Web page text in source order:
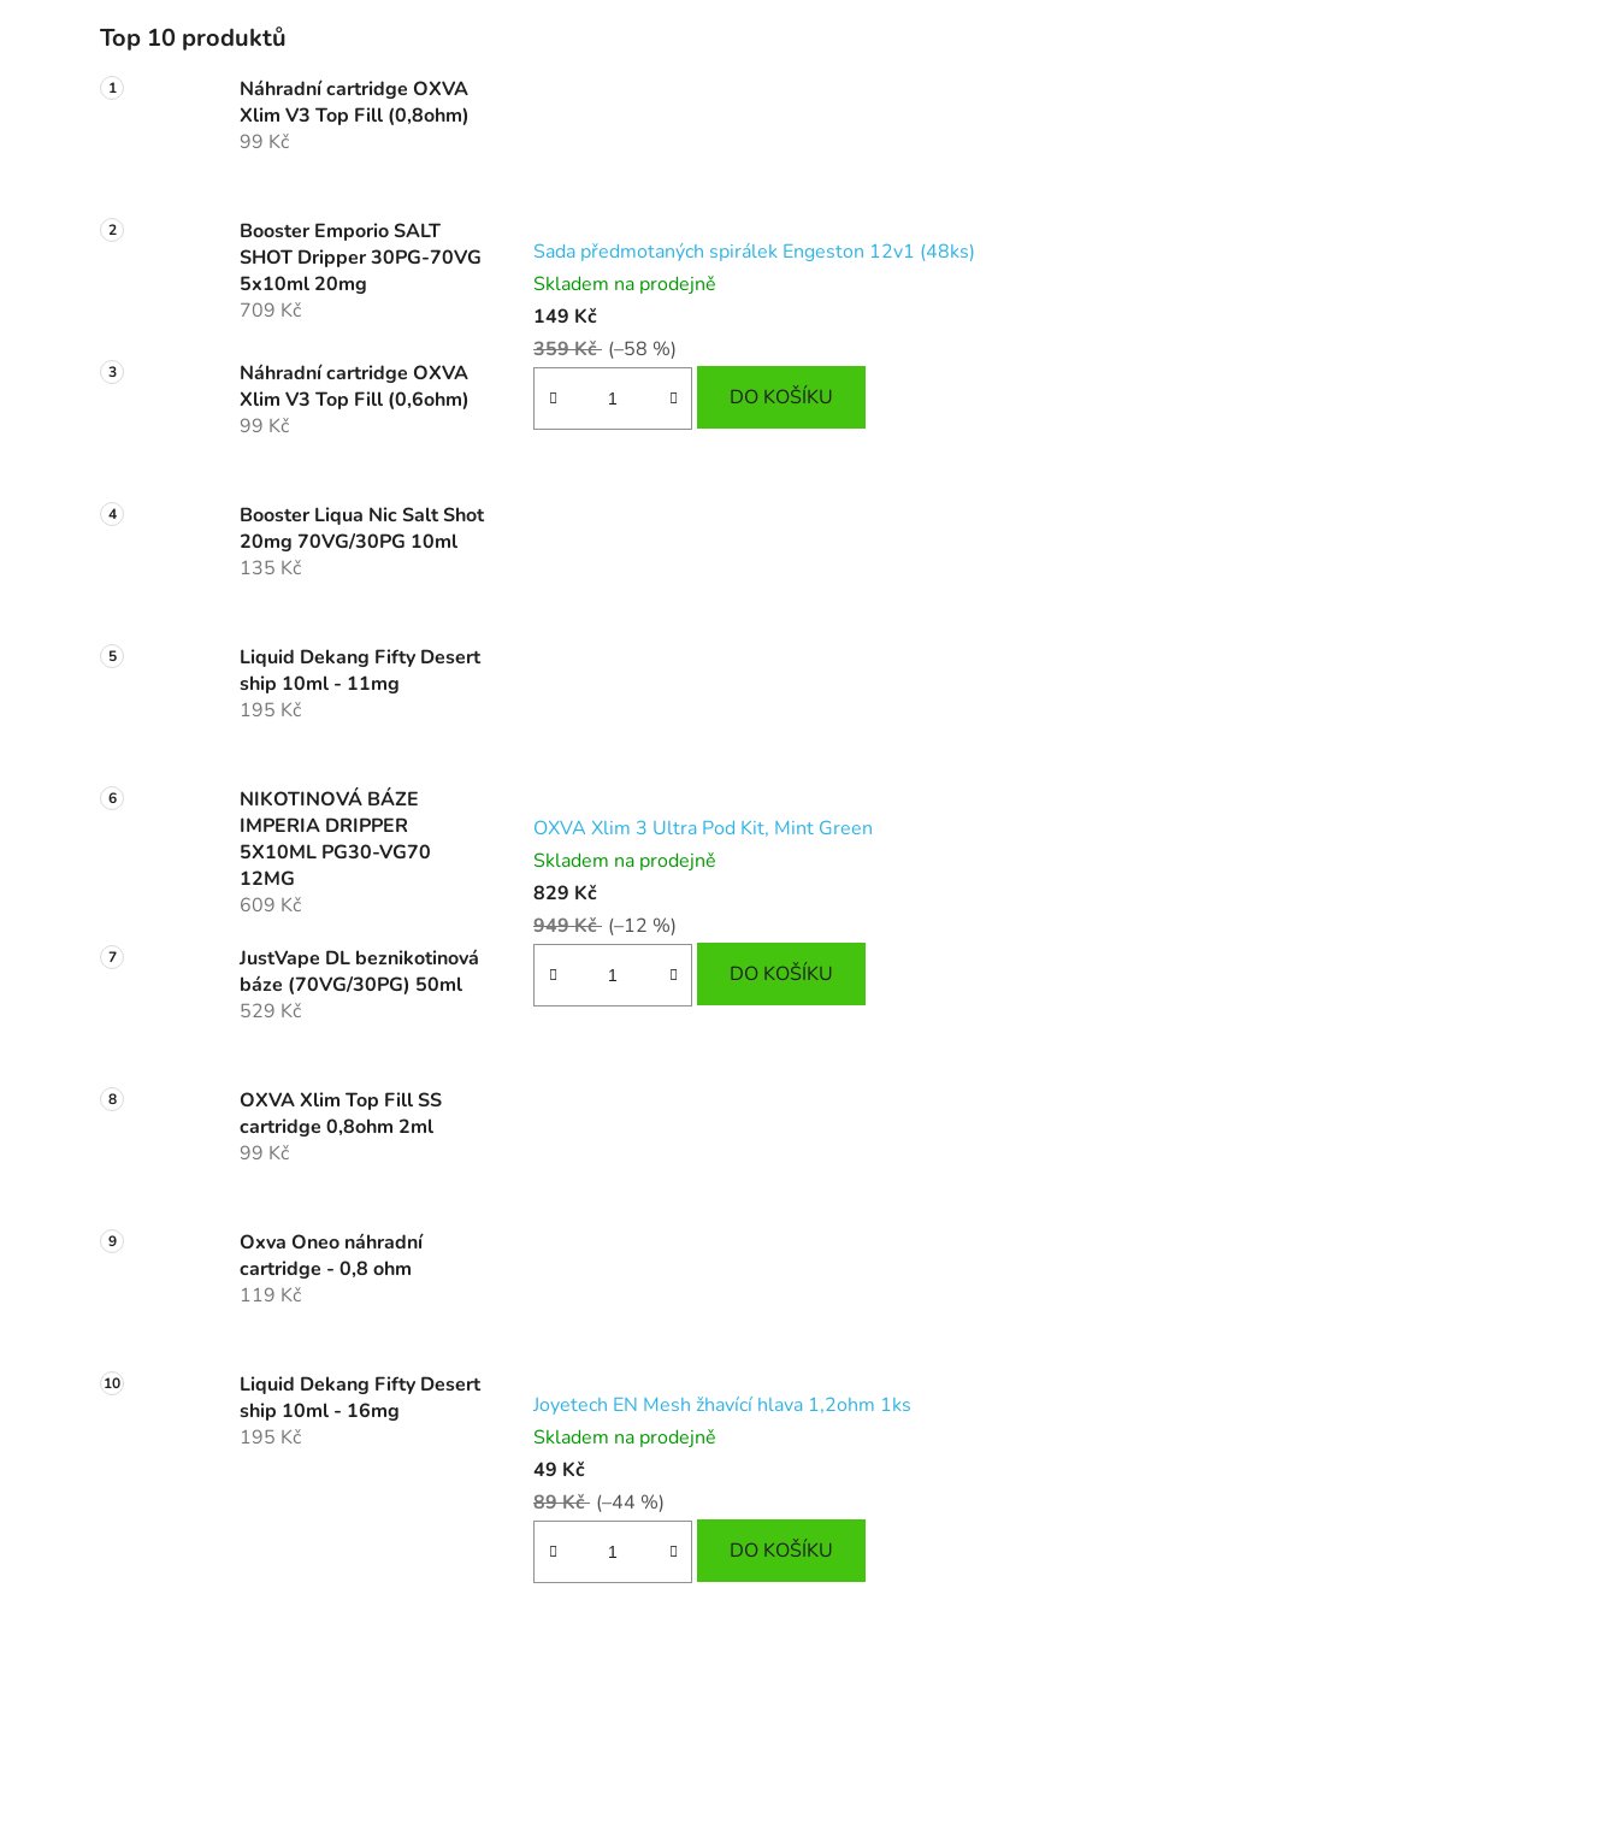
Top 10 produktů
Náhradní cartridge OXVA
Xlim V3 Top Fill (0,8ohm)
99 Kč
Booster Emporio SALT
SHOT Dripper 30PG-70VG
5x10ml 20mg
709 Kč
Náhradní cartridge OXVA
Xlim V3 Top Fill (0,6ohm)
99 Kč
Booster Liqua Nic Salt Shot
20mg 70VG/30PG 10ml
135 Kč
Liquid Dekang Fifty Desert
ship 10ml - 11mg
195 Kč
NIKOTINOVÁ BÁZE
IMPERIA DRIPPER
5X10ML PG30-VG70
12MG
609 Kč
JustVape DL beznikotinová
báze (70VG/30PG) 50ml
529 Kč
OXVA Xlim Top Fill SS
cartridge 0,8ohm 2ml
99 Kč
Oxva Oneo náhradní
cartridge - 0,8 ohm
119 Kč
Liquid Dekang Fifty Desert
ship 10ml - 16mg
195 Kč
Sada předmotaných spirálek Engeston 12v1 (48ks)
Skladem na prodejně
149 Kč
359 Kč (–58 %)
DO KOŠÍKU
OXVA Xlim 3 Ultra Pod Kit, Mint Green
Skladem na prodejně
829 Kč
949 Kč (–12 %)
DO KOŠÍKU
Joyetech EN Mesh žhavící hlava 1,2ohm 1ks
Skladem na prodejně
49 Kč
89 Kč (–44 %)
DO KOŠÍKU